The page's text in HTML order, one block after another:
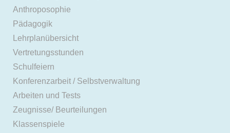
Anthroposophie
Pädagogik
Lehrplanübersicht
Vertretungsstunden
Schulfeiern
Konferenzarbeit / Selbstverwaltung
Arbeiten und Tests
Zeugnisse/ Beurteilungen
Klassenspiele